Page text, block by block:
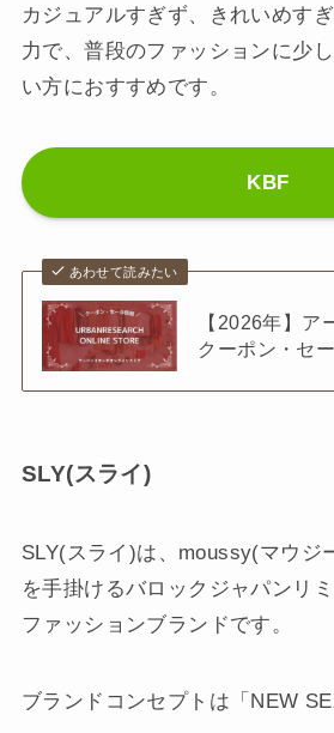
カジュアルすぎず、きれいめす
力で、普段のファッションに少
い方におすすめです。
KBF
あわせて読みたい
【2026年】ア
クーポン・セ
SLY(スライ)
SLY(スライ)は、moussy(マウジ
を手掛けるバロックジャパンリ
ファッションブランドです。
ブランドコンセプトは「NEW